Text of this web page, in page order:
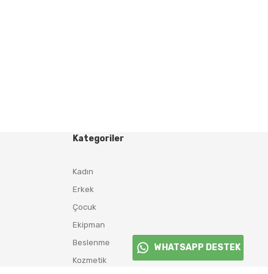
Kategoriler
Kadın
Erkek
Çocuk
Ekipman
Beslenme
Kozmetik
WHATSAPP DESTEK